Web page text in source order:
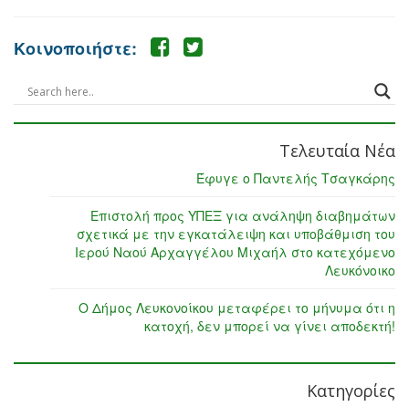
Κοινοποιήστε:
Τελευταία Νέα
Έφυγε ο Παντελής Τσαγκάρης
Επιστολή προς ΥΠΕΞ για ανάληψη διαβημάτων
σχετικά με την εγκατάλειψη και υποβάθμιση του
Ιερού Ναού Αρχαγγέλου Μιχαήλ στο κατεχόμενο
Λευκόνοικο
Ο Δήμος Λευκονοίκου μεταφέρει το μήνυμα ότι η
κατοχή, δεν μπορεί να γίνει αποδεκτή!
Κατηγορίες